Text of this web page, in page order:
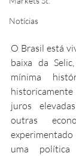
Notícias
O Brasil está
baixa da
mínima
juros
outras
uma política